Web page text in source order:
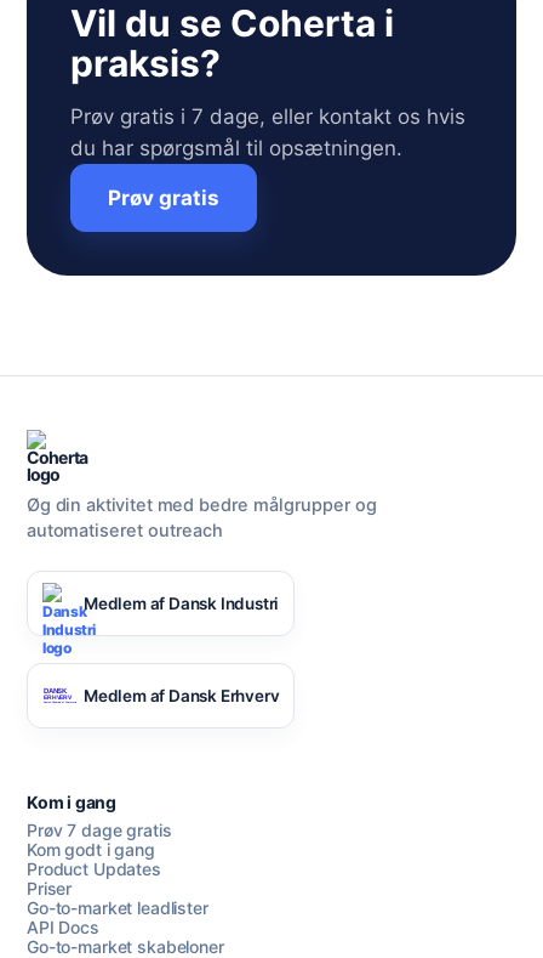
Vil du se Coherta i
praksis?
Prøv gratis i 7 dage, eller kontakt os hvis
du har spørgsmål til opsætningen.
Prøv gratis
Øg din aktivitet med bedre målgrupper og
automatiseret outreach
Medlem af Dansk Industri
Medlem af Dansk Erhverv
Kom i gang
Prøv 7 dage gratis
Kom godt i gang
Product Updates
Priser
Go-to-market leadlister
API Docs
Go-to-market skabeloner